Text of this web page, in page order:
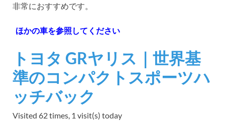
非常におすすめです。
ほかの車を参照してください
トヨタ GRヤリス｜世界基
準のコンパクトスポーツハ
ッチバック
Visited 62 times, 1 visit(s) today